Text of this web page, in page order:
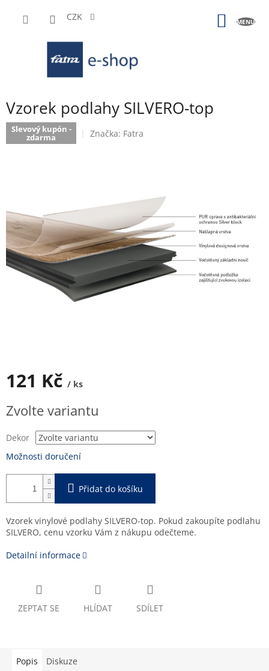
CZK
Vzorek podlahy SILVERO-top
Slevový kupón -
zdarma Značka: Fatra
121 Kč / ks
cena:
Zvolte variantu
Dekor
Možnosti doručení
Přidat do košíku
Vzorek vinylové podlahy SILVERO-top. Pokud zakoupíte podlahu
SILVERO, cenu vzorku Vám z nákupu odečteme.
Detailní informace
ZEPTAT SE HLÍDAT SDÍLET
Popis Diskuze